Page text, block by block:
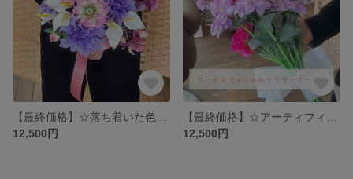
12,500円
12,500円